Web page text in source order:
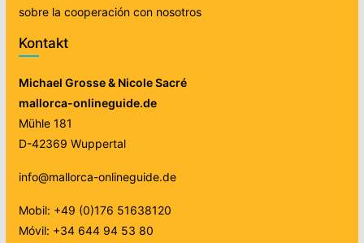
sobre la cooperación con nosotros
Kontakt
Michael Grosse & Nicole Sacré
mallorca-onlineguide.de
Mühle 181
D-42369 Wuppertal
info@mallorca-onlineguide.de
Mobil: +49 (0)176 51638120
Móvil: +34 644 94 53 80